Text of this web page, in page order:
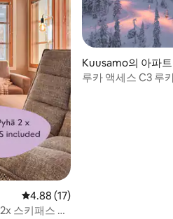
평점 4.88점(5점 만점), 후기 17개
4.88 (17)
스키패스 포
Kuusamo의 아파트
루카 액세스 C3 루